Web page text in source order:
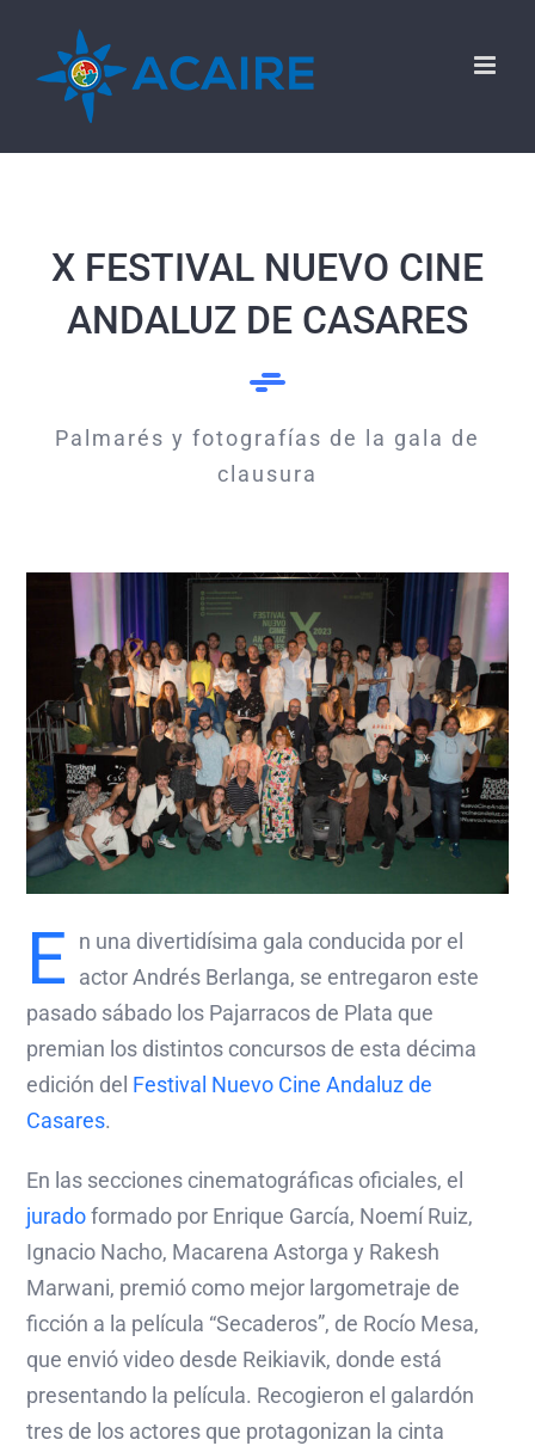
contenido
X FESTIVAL NUEVO CINE
ANDALUZ DE CASARES
Palmarés y fotografías de la gala de
clausura
E
n una divertidísima gala conducida por el
actor Andrés Berlanga, se entregaron este
pasado sábado los Pajarracos de Plata que
premian los distintos concursos de esta décima
edición del Festival Nuevo Cine Andaluz de
Casares.
En las secciones cinematográficas oficiales, el
juradoformado por Enrique García, Noemí Ruiz,
Ignacio Nacho, Macarena Astorga y Rakesh
Marwani, premió como mejor largometraje de
ficción a la película “Secaderos”, de Rocío Mesa,
que envió video desde Reikiavik, donde está
presentando la película. Recogieron el galardón
tres de los actores que protagonizan la cinta